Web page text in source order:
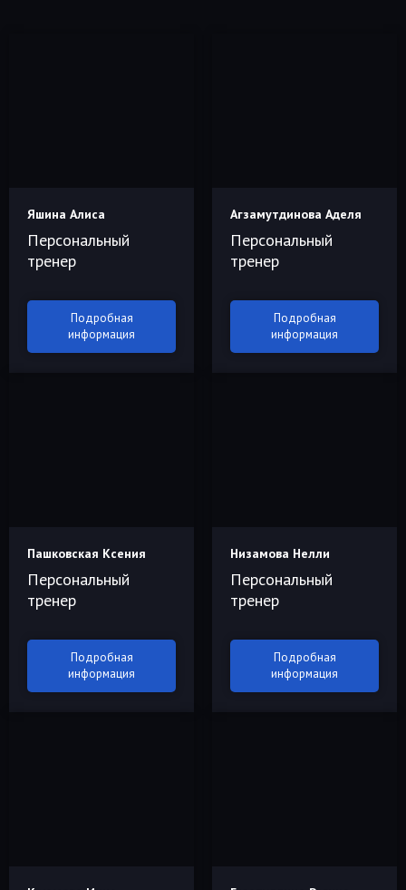
Яшина Алиса
Персональный
тренер
Подробная
информация
Агзамутдинова Аделя
Персональный
тренер
Подробная
информация
Пашковская Ксения
Персональный
тренер
Подробная
информация
Низамова Нелли
Персональный
тренер
Подробная
информация